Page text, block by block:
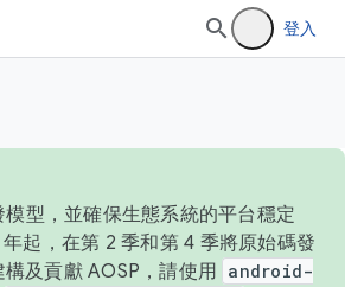
登入
型，並確保生態系統的平台穩定
起，在第 2 季和第 4 季將原始碼發
及貢獻 AOSP，請使用 android-